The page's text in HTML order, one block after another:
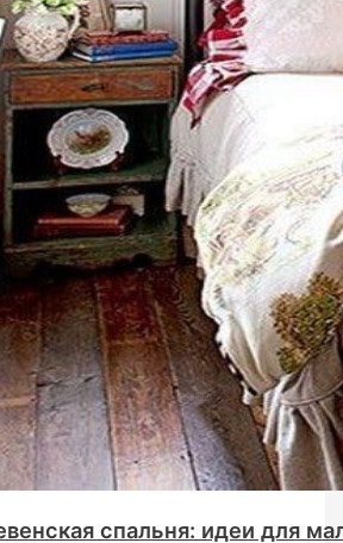
спальня: идеи для